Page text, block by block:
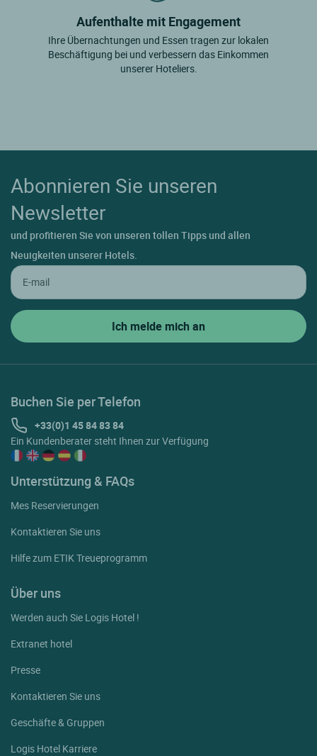
Aufenthalte mit Engagement
Ihre Übernachtungen und Essen tragen zur lokalen
Beschäftigung bei und verbessern das Einkommen
unserer Hoteliers.
Abonnieren Sie unseren
Newsletter
und profitieren Sie von unseren tollen Tipps und allen
Neuigkeiten unserer Hotels.
Buchen Sie per Telefon
+33(0)1 45 84 83 84
Ein Kundenberater steht Ihnen zur Verfügung
Unterstützung & FAQs
Mes Reservierungen
Kontaktieren Sie uns
Hilfe zum ETIK Treueprogramm
Über uns
Werden auch Sie Logis Hotel !
Extranet hotel
Presse
Kontaktieren Sie uns
Geschäfte & Gruppen
Logis Hotel Karriere